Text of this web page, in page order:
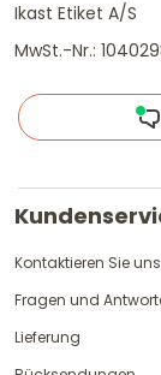
Ikast Etiket A/S
MwSt.-Nr.:
Kontaktieren Sie uns
Fragen und
Lieferung